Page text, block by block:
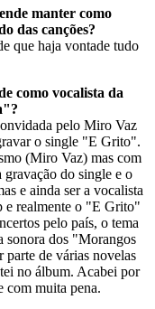
manter como
das canções?
que haja vontade tudo
como vocalista da
pelo Miro Vaz
o single "E Grito".
(Miro Vaz) mas com
do single e o
e ainda ser a vocalista
e realmente o "E Grito"
pelo país, o tema
sonora dos "Morangos
parte de várias novelas
no álbum. Acabei por
com muita pena.